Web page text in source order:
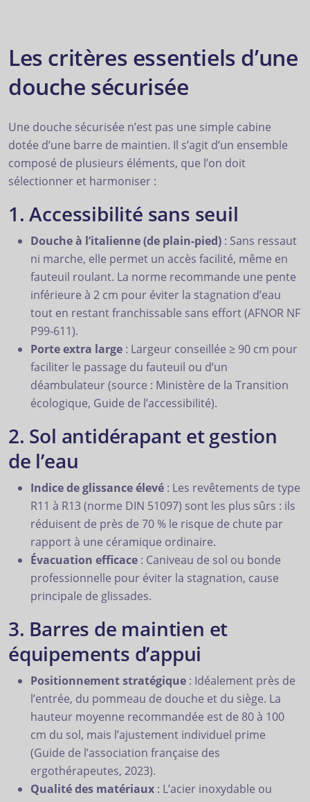
Les critères essentiels d’une
douche sécurisée
Une douche sécurisée n’est pas une simple cabine
dotée d’une barre de maintien. Il s’agit d’un ensemble
composé de plusieurs éléments, que l’on doit
sélectionner et harmoniser :
1. Accessibilité sans seuil
Douche à l’italienne (de plain-pied) : Sans ressaut
ni marche, elle permet un accès facilité, même en
fauteuil roulant. La norme recommande une pente
inférieure à 2 cm pour éviter la stagnation d’eau
tout en restant franchissable sans effort (AFNOR NF
P99-611).
Porte extra large : Largeur conseillée ≥ 90 cm pour
faciliter le passage du fauteuil ou d’un
déambulateur (source : Ministère de la Transition
écologique, Guide de l’accessibilité).
2. Sol antidérapant et gestion
de l’eau
Indice de glissance élevé : Les revêtements de type
R11 à R13 (norme DIN 51097) sont les plus sûrs : ils
réduisent de près de 70 % le risque de chute par
rapport à une céramique ordinaire.
Évacuation efficace : Caniveau de sol ou bonde
professionnelle pour éviter la stagnation, cause
principale de glissades.
3. Barres de maintien et
équipements d’appui
Positionnement stratégique : Idéalement près de
l’entrée, du pommeau de douche et du siège. La
hauteur moyenne recommandée est de 80 à 100
cm du sol, mais l’ajustement individuel prime
(Guide de l’association française des
ergothérapeutes, 2023).
Qualité des matériaux : L’acier inoxydable ou